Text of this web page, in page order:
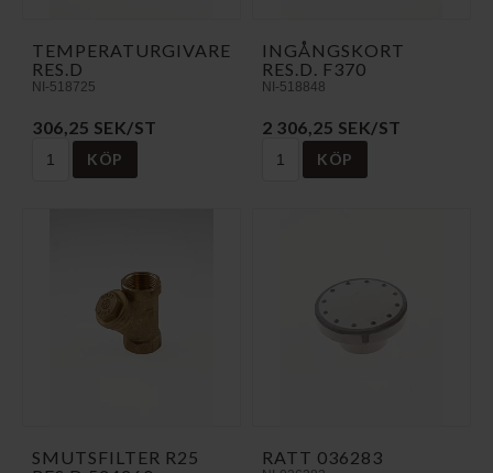
TEMPERATURGIVARE
RES.D
NI-518725
306,25 SEK/ST
KÖP
INGÅNGSKORT
RES.D. F370
NI-518848
2 306,25 SEK/ST
KÖP
SMUTSFILTER R25
RATT 036283